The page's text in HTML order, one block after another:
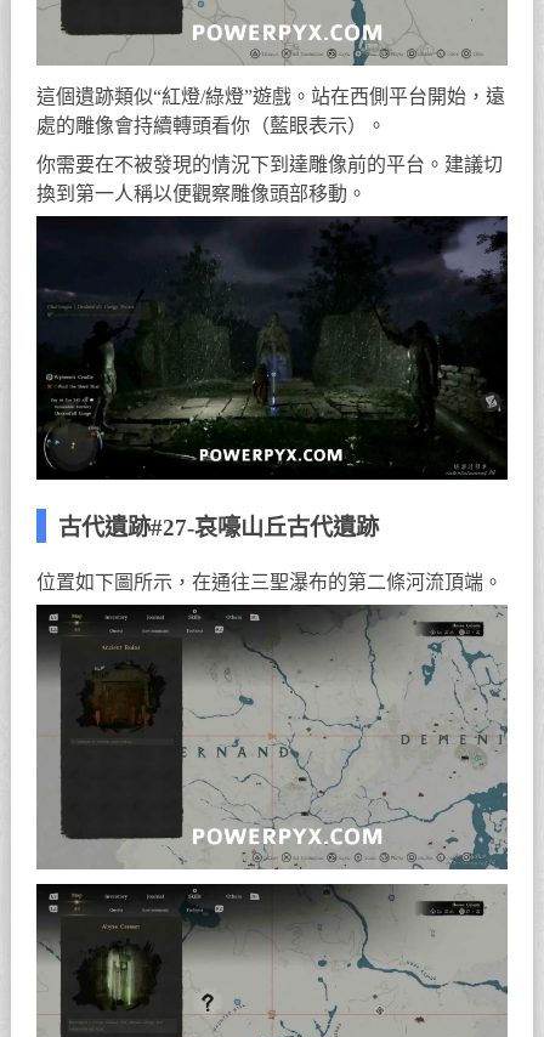
這個遺跡類似“紅燈/綠燈”遊戲。站在西側平台開始，遠
處的雕像會持續轉頭看你（藍眼表示）。
你需要在不被發現的情況下到達雕像前的平台。建議切
換到第一人稱以便觀察雕像頭部移動。
古代遺跡#27-哀嚎山丘古代遺跡
位置如下圖所示，在通往三聖瀑布的第二條河流頂端。